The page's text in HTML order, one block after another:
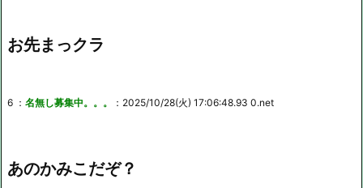
お先まっクラ
6 ： 名無し募集中。。。 ：2025/10/28(火) 17:06:48.93 0.net
あのかみこだぞ？